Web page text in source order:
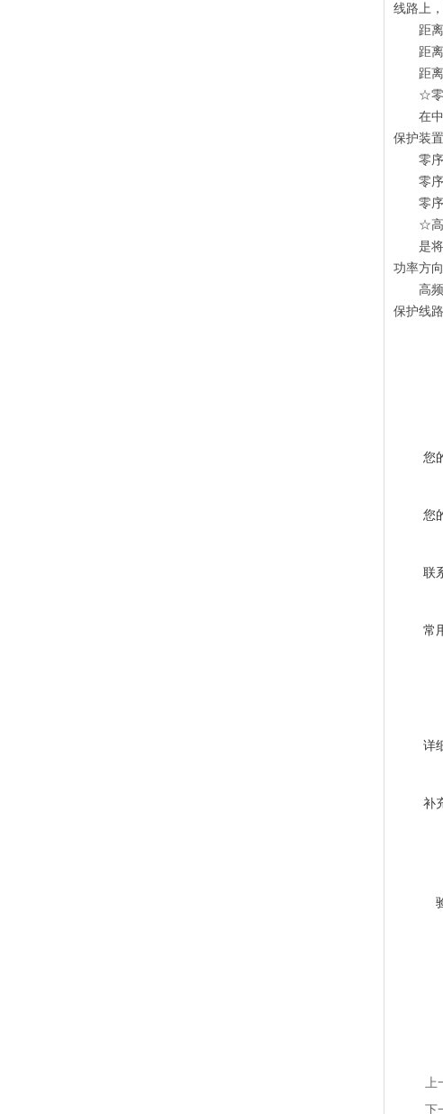
线路上
距离Ⅰ
距离Ⅱ
距离Ⅲ
☆零序
在中性
保护装
零序Ⅰ
零序Ⅱ
零序Ⅲ
☆高频
是将线
功率方
高频保
保护线
您
您
联
常
详
补
上
下